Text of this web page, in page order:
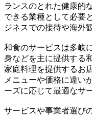
ランスのとれた健康的
できる業種として必要
ジネスでの接待や海外
和食のサービスは多岐
身などを主に提供する
家庭料理を提供するお
メニューや価格に違い
ーズに応じて最適なサ
サービスや事業者選び